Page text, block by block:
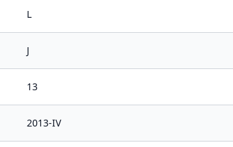
L
J
13
2013-IV